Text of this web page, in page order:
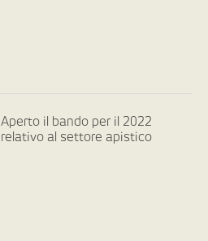
Aperto il bando per il 2022
relativo al settore apistico